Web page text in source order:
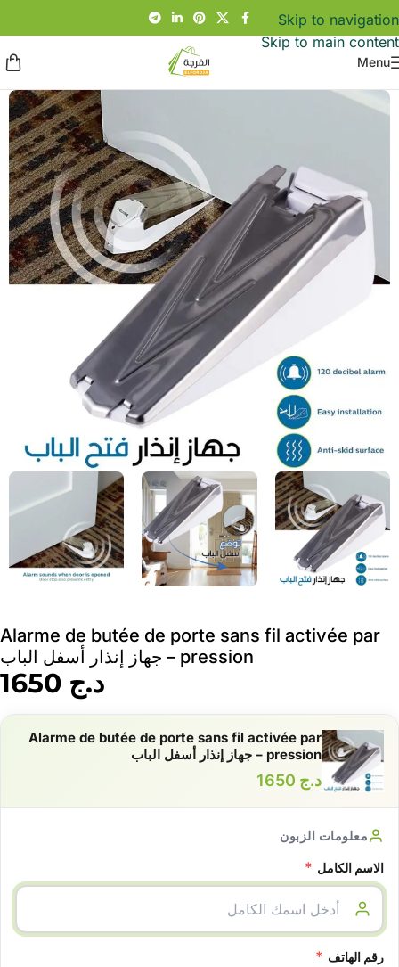
Skip to navigation
Skip to main content
Menu
Alarme de butée de porte sans fil activée par
pression – جهاز إنذار أسفل الباب
د.ج
Alarme de butée de porte sans fil activée par
pression – جهاز إنذار أسفل الباب
د.ج
معلومات الزبون
الاسم الكامل *
رقم الهاتف *